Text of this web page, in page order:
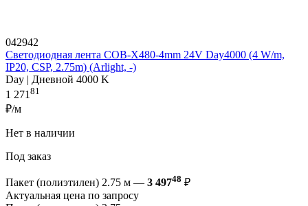
042942
Светодиодная лента COB-X480-4mm 24V Day4000 (4 W/m,
IP20, CSP, 2.75m) (Arlight, -)
Day | Дневной 4000 K
1 271 81
₽/м
Нет в наличии
Под заказ
Пакет (полиэтилен) 2.75 м — 3 49748 ₽
Актуальная цена по запросу